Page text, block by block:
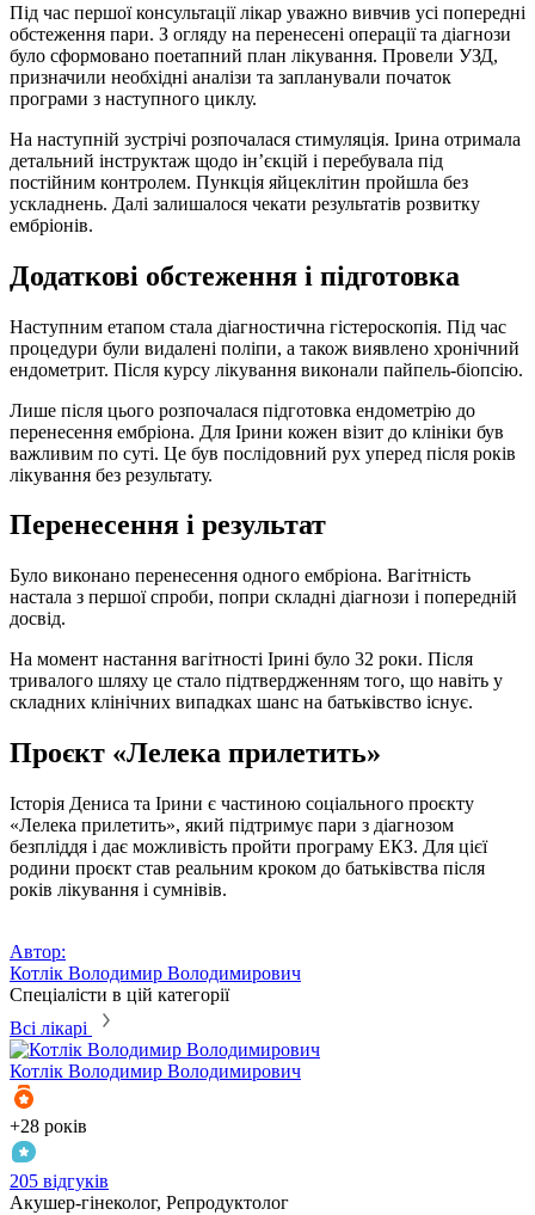
Під час першої консультації лікар уважно вивчив усі попередні
обстеження пари. З огляду на перенесені операції та діагнози
було сформовано поетапний план лікування. Провели УЗД,
призначили необхідні аналізи та запланували початок
програми з наступного циклу.
На наступній зустрічі розпочалася стимуляція. Ірина отримала
детальний інструктаж щодо інʼєкцій і перебувала під
постійним контролем. Пункція яйцеклітин пройшла без
ускладнень. Далі залишалося чекати результатів розвитку
ембріонів.
Додаткові обстеження і підготовка
Наступним етапом стала діагностична гістероскопія. Під час
процедури були видалені поліпи, а також виявлено хронічний
ендометрит. Після курсу лікування виконали пайпель-біопсію.
Лише після цього розпочалася підготовка ендометрію до
перенесення ембріона. Для Ірини кожен візит до клініки був
важливим по суті. Це був послідовний рух уперед після років
лікування без результату.
Перенесення і результат
Було виконано перенесення одного ембріона. Вагітність
настала з першої спроби, попри складні діагнози і попередній
досвід.
На момент настання вагітності Ірині було 32 роки. Після
тривалого шляху це стало підтвердженням того, що навіть у
складних клінічних випадках шанс на батьківство існує.
Проєкт «Лелека прилетить»
Історія Дениса та Ірини є частиною соціального проєкту
«Лелека прилетить», який підтримує пари з діагнозом
безпліддя і дає можливість пройти програму ЕКЗ. Для цієї
родини проєкт став реальним кроком до батьківства після
років лікування і сумнівів.
Автор:
Котлік Володимир Володимирович
Спеціалісти в цій категорії
Всі лікарі
Котлік Володимир Володимирович
+28 років
205 відгуків
Акушер-гінеколог, Репродуктолог